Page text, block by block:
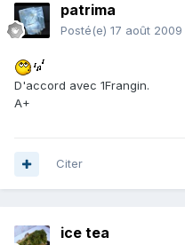
patrima
Posté(e) 17 août 2009
D'accord avec 1Frangin.
A+
Citer
ice tea